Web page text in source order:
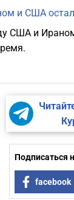
и США
США и
Подписаться
facebook